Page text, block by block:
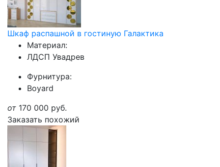
Шкаф распашной в гостиную Галактика
Материал:
ЛДСП Увадрев
Фурнитура:
Boyard
от 170 000 руб.
Заказать похожий